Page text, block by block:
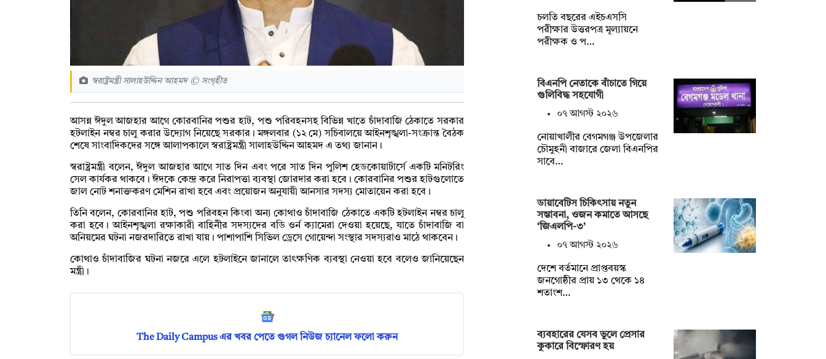
স্বরাষ্ট্রমন্ত্রী সালাহউদ্দিন আহমদ © সংগৃহীত
আসন্ন ঈদুল আজহার আগে কোরবানির পশুর হাট, পশু পরিবহনসহ বিভিন্ন খাতে চাঁদাবাজি ঠেকাতে সরকার
হটলাইন নম্বর চালু করার উদ্যোগ নিয়েছে সরকার। মঙ্গলবার (১২ মে) সচিবালয়ে আইনশৃঙ্খলা-সংক্রান্ত বৈঠক
শেষে সাংবাদিকদের সঙ্গে আলাপকালে স্বরাষ্ট্রমন্ত্রী সালাহউদ্দিন আহমদ এ তথ্য জানান।
স্বরাষ্ট্রমন্ত্রী বলেন, ঈদুল আজহার আগে সাত দিন এবং পরে সাত দিন পুলিশ হেডকোয়ার্টার্সে একটি মনিটরিং
সেল কার্যকর থাকবে। ঈদকে কেন্দ্র করে নিরাপত্তা ব্যবস্থা জোরদার করা হবে। কোরবানির পশুর হাটগুলোতে
জাল নোট শনাক্তকরণ মেশিন রাখা হবে এবং প্রয়োজন অনুযায়ী আনসার সদস্য মোতায়েন করা হবে।
তিনি বলেন, কোরবানির হাট, পশু পরিবহন কিংবা অন্য কোথাও চাঁদাবাজি ঠেকাতে একটি হটলাইন নম্বর চালু
করা হবে। আইনশৃঙ্খলা রক্ষাকারী বাহিনীর সদস্যদের বডি ওর্ন ক্যামেরা দেওয়া হয়েছে, যাতে চাঁদাবাজি বা
অনিয়মের ঘটনা নজরদারিতে রাখা যায়। পাশাপাশি সিভিল ড্রেসে গোয়েন্দা সংস্থার সদস্যরাও মাঠে থাকবেন।
কোথাও চাঁদাবাজির ঘটনা নজরে এলে হটলাইনে জানালে তাৎক্ষণিক ব্যবস্থা নেওয়া হবে বলেও জানিয়েছেন
মন্ত্রী।
The Daily Campus এর খবর পেতে গুগল নিউজ চ্যানেল ফলো করুন
চলতি বছরের এইচএসসি
পরীক্ষার উত্তরপত্র মূল্যায়নে
পরীক্ষক ও প…
বিএনপি নেতাকে বাঁচাতে গিয়ে
গুলিবিদ্ধ সহযোগী
০৭ আগস্ট ২০২৬
নোয়াখালীর বেগমগঞ্জ উপজেলার
চৌমুহনী বাজারে জেলা বিএনপির
সাবে…
ডায়াবেটিস চিকিৎসায় নতুন
সম্ভাবনা, ওজন কমাতে আসছে
‘জিএলপি-৩’
০৭ আগস্ট ২০২৬
দেশে বর্তমানে প্রাপ্তবয়স্ক
জনগোষ্ঠীর প্রায় ১৩ থেকে ১৪
শতাংশ…
ব্যবহারের যেসব ভুলে প্রেসার
কুকারে বিস্ফোরণ হয়